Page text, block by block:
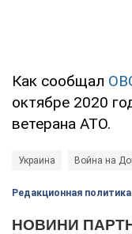
Как сообщал
октябре 2020
ветерана АТО.
Украина Война на
Редакционная политика